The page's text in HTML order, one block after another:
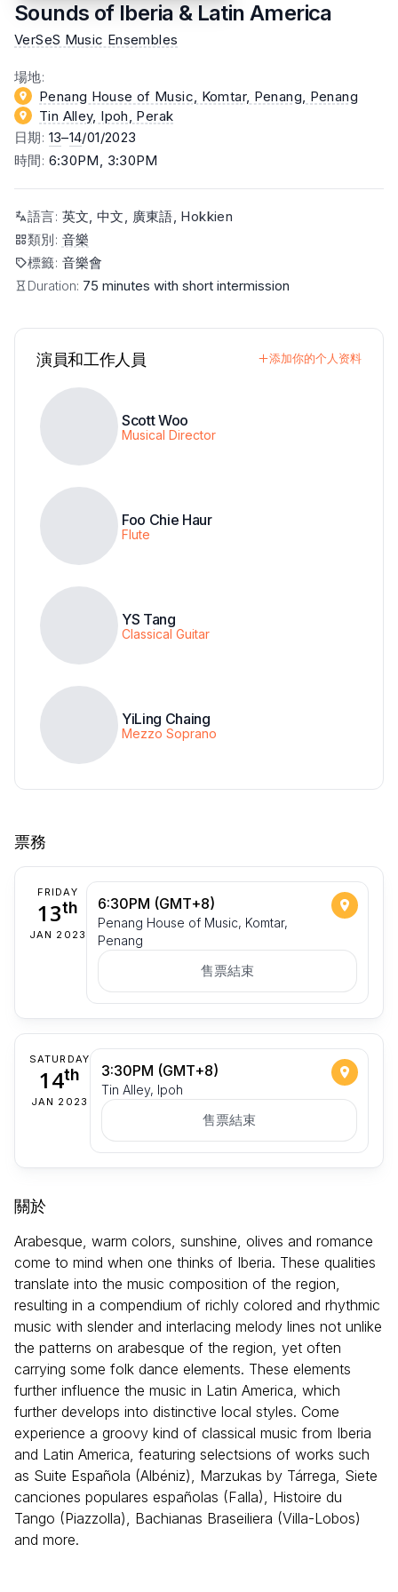
Sounds of Iberia & Latin America
VerSeS Music Ensembles
場地:
Penang House of Music, Komtar, Penang , Penang
Tin Alley, Ipoh , Perak
日期: 13–14/01/2023
時間: 6:30PM, 3:30PM
語言: 英文, 中文, 廣東語, Hokkien
類別: 音樂
標籤: 音樂會
Duration: 75 minutes with short intermission
演員和工作人員 添加你的个人资料
Scott Woo
Musical Director
Foo Chie Haur
Flute
YS Tang
Classical Guitar
YiLing Chaing
Mezzo Soprano
票務
FRIDAY
13th
JAN 2023
6:30PM (GMT+8)
Penang House of Music, Komtar,
Penang
售票結束
SATURDAY
14th
JAN 2023
3:30PM (GMT+8)
Tin Alley, Ipoh
售票結束
關於
Arabesque, warm colors, sunshine, olives and romance
come to mind when one thinks of Iberia. These qualities
translate into the music composition of the region,
resulting in a compendium of richly colored and rhythmic
music with slender and interlacing melody lines not unlike
the patterns on arabesque of the region, yet often
carrying some folk dance elements. These elements
further influence the music in Latin America, which
further develops into distinctive local styles. Come
experience a groovy kind of classical music from Iberia
and Latin America, featuring selectsions of works such
as Suite Española (Albéniz), Marzukas by Tárrega, Siete
canciones populares españolas (Falla), Histoire du
Tango (Piazzolla), Bachianas Braseiliera (Villa-Lobos)
and more.